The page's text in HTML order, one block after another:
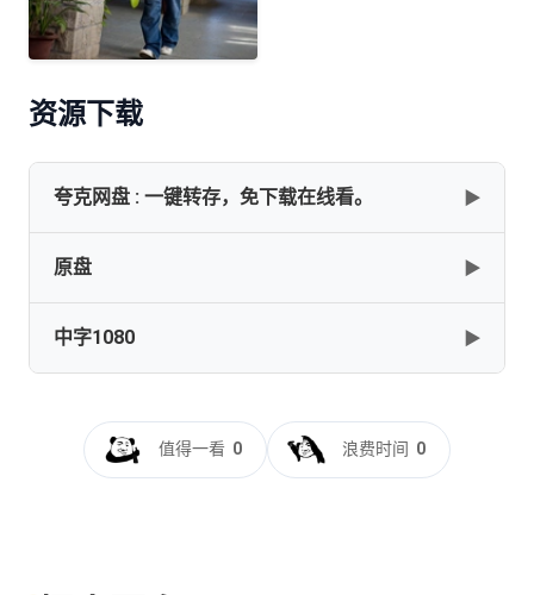
资源下载
夸克网盘 : 一键转存，免下载在线看。 ▶
✅━━━━━━━━━━━[三傻大闹宝莱坞][2009][国英多
原盘 ▶
3.Idiots.2009.1080p.BluRay.AVC.DTS-HD.MA.5.1-FGT
3.Idiots.2009.BluRay.1080p.AVC.DTS-HD.MA.5.1-TTG
[39.94GB] 复制 下载
中字1080 ▶
幕].3.Idiots.2009.Bluray.1080p.DTS-HDMA5.1.x264-
DreamHD
值得一看 0 浪费时间 0